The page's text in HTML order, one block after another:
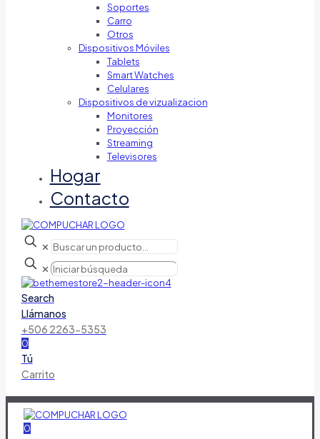
Soportes
Carro
Otros
Dispositivos Móviles
Tablets
Smart Watches
Celulares
Dispositivos de vizualizacion
Monitores
Proyección
Streaming
Televisores
Hogar
Contacto
✕
✕
Search
Llámanos
+506 2263-5353
0
Tú
Carrito
0